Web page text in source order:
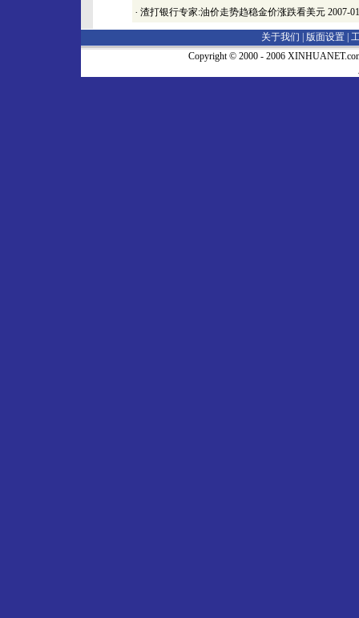
· 渣打银行专家:油价走势趋稳金价涨跌看美元 2007-
关于我们 | 版面设置
Copyright © 2000 - 2006